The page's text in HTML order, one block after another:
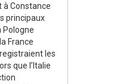
à Constance
principaux
Pologne
France
les
que l’Italie